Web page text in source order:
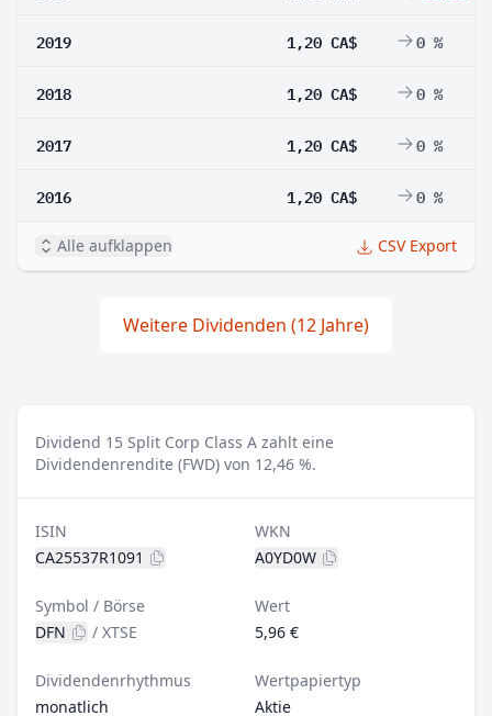
2019 1,20 CA$ 0 %
2018 1,20 CA$ 0 %
2017 1,20 CA$ 0 %
2016 1,20 CA$ 0 %
Alle aufklappen CSV Export
Weitere Dividenden (12 Jahre)
Dividend 15 Split Corp Class A zahlt eine
Dividendenrendite (FWD) von 12,46 %.
ISIN
CA25537R1091
WKN
A0YD0W
Symbol / Börse
DFN
/ XTSE
Wert
5,96 €
Dividendenrhythmus
monatlich
Wertpapiertyp
Aktie